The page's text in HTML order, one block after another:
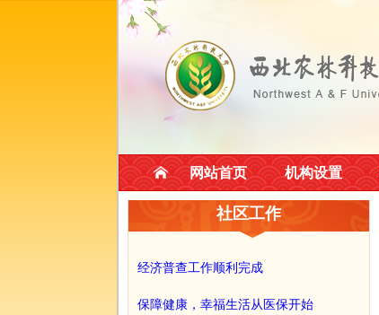
网站首页 机构设置
社区工作
经济普查工作顺利完成
保障健康，幸福生活从医保开始